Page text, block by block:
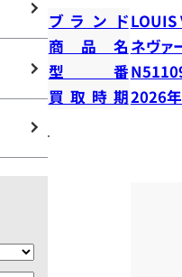
ブランドLOUIS
商品名 ネヴァ
型番
買取時期2026